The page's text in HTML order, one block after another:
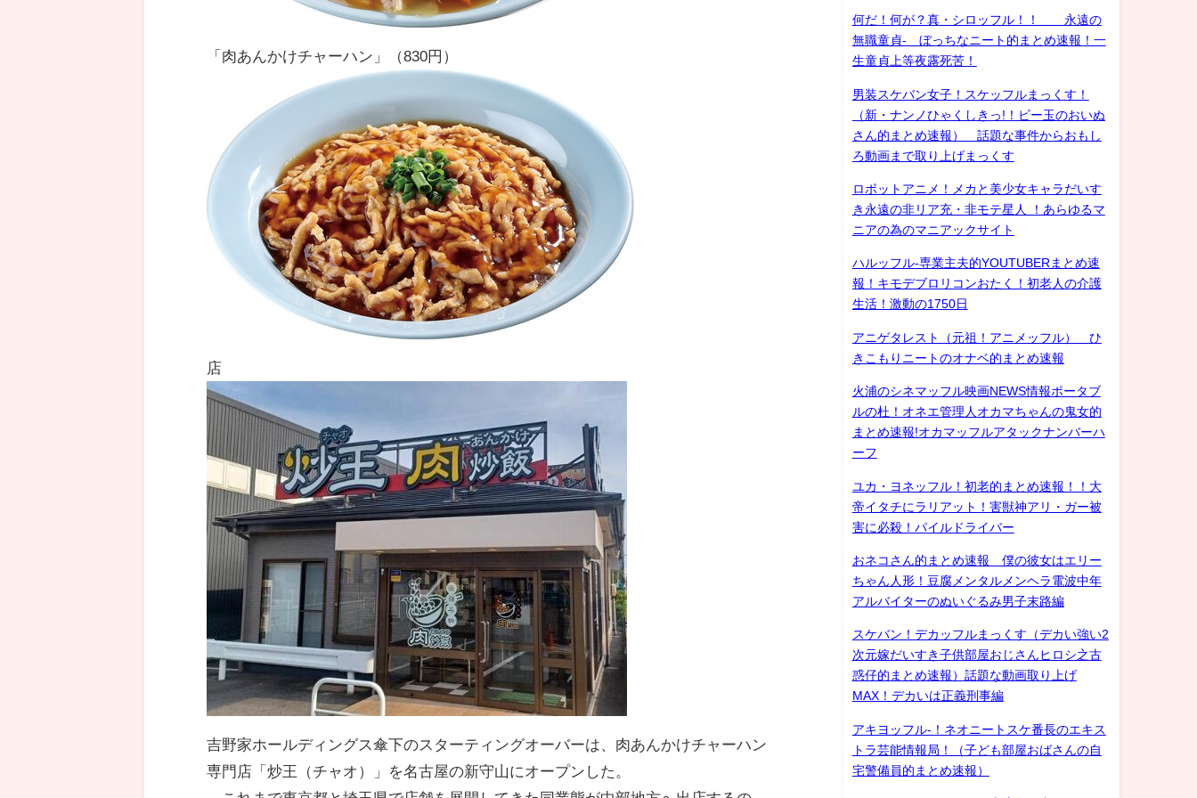
「肉あんかけチャーハン」（830円）
店
吉野家ホールディングス傘下のスターティングオーバーは、肉あんかけチャーハン
専門店「炒王（チャオ）」を名古屋の新守山にオープンした。
何だ！何が？真・シロッフル！！ 永遠の
無職童貞- ぼっちなニート的まとめ速報！一
生童貞上等夜露死苦！
男装スケバン女子！スケッフルまっくす！
（新・ナンノひゃくしきっ!！ビー玉のおいぬ
さん的まとめ速報） 話題な事件からおもし
ろ動画まで取り上げまっくす
ロボットアニメ！メカと美少女キャラだいす
き永遠の非リア充・非モテ星人 ！あらゆるマ
ニアの為のマニアックサイト
ハルッフル-専業主夫的YOUTUBERまとめ速
報！キモデブロリコンおたく！初老人の介護
生活！激動の1750日
アニゲタレスト（元祖！アニメッフル） ひ
きこもりニートのオナベ的まとめ速報
火浦のシネマッフル映画NEWS情報ポータブ
ルの杜！オネエ管理人オカマちゃんの鬼女的
まとめ速報!オカマッフルアタックナンバーハ
ーフ
ユカ・ヨネッフル！初老的まとめ速報！！大
帝イタチにラリアット！害獣神アリ・ガー被
害に必殺！パイルドライバー
おネコさん的まとめ速報 僕の彼女はエリー
ちゃん人形！豆腐メンタルメンヘラ電波中年
アルバイターのぬいぐるみ男子末路編
スケバン！デカッフルまっくす（デカい強い2
次元嫁だいすき子供部屋おじさんヒロシ之古
惑仔的まとめ速報）話題な動画取り上げ
MAX！デカいは正義刑事編
アキヨッフル-！ネオニートスケ番長のエキス
トラ芸能情報局！（子ども部屋おばさんの自
宅警備員的まとめ速報）